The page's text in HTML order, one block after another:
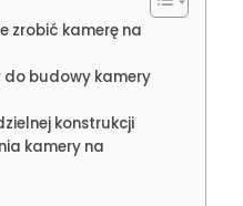
zrobić kamerę na
do budowy kamery
konstrukcji
kamery na